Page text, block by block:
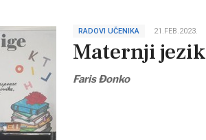
RADOVI UČENIKA 21.FEB.2023.
Maternji jezik
Faris Đonko